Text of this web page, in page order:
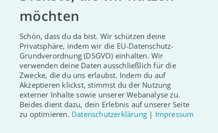
ERFAHRE MEHR ÜBER OLIVER
Ab jetzt darf ich zweimal
Geburtstag feiern
Und das beste zum Schluss: Dank Oliver, der für mich
Stammzellen spendete, habe ich zwei Mal im Jahr
Gebrustag. Meine Eltern feiern jedes Jahr beide Tage mit
möchten
Schön, dass du da bist. Wir schützen deine
Privatsphäre, indem wir die EU-Datenschutz-
Grundverordnung (DSGVO) einhalten. Wir
verwenden deine Daten ausschließlich für die
Zwecke, die du uns erlaubst. Indem du auf
Akzeptieren klickst, stimmst du der Nutzung
externer Inhalte sowie unserer Webanalyse zu.
Beides dient dazu, dein Erlebnis auf unserer Seite
zu optimieren. Datenschutzerklärung | Impressum